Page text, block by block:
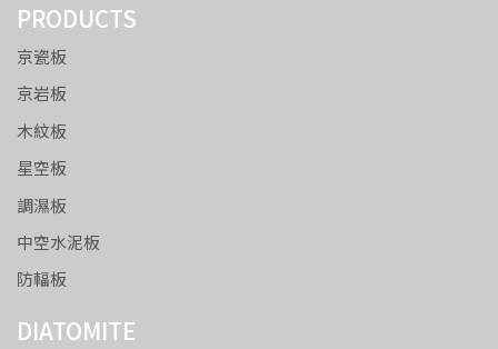
PRODUCTS
京瓷板
京岩板
木紋板
星空板
調濕板
中空水泥板
防輻板
DIATOMITE